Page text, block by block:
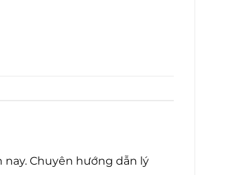
nay. Chuyên hướng dẫn lý